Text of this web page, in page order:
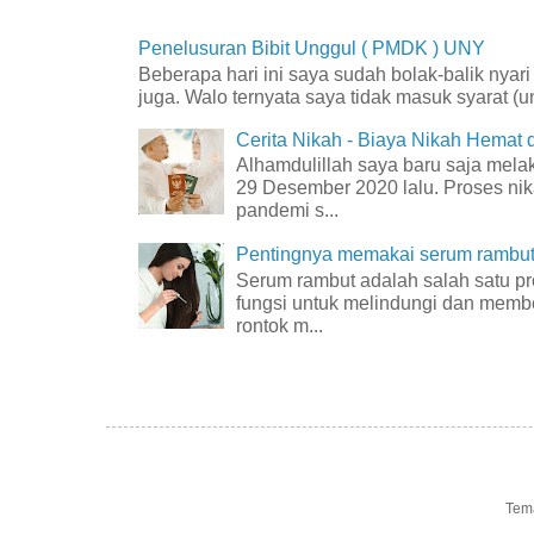
Penelusuran Bibit Unggul ( PMDK ) UNY
Beberapa hari ini saya sudah bolak-balik
juga. Walo ternyata saya tidak masuk syarat
Cerita Nikah - Biaya Nikah Hemat
Alhamdulillah saya baru saja
29 Desember 2020 lalu. Proses
pandemi s...
Pentingnya memakai serum
Serum rambut adalah salah satu
fungsi untuk melindungi dan
rontok m...